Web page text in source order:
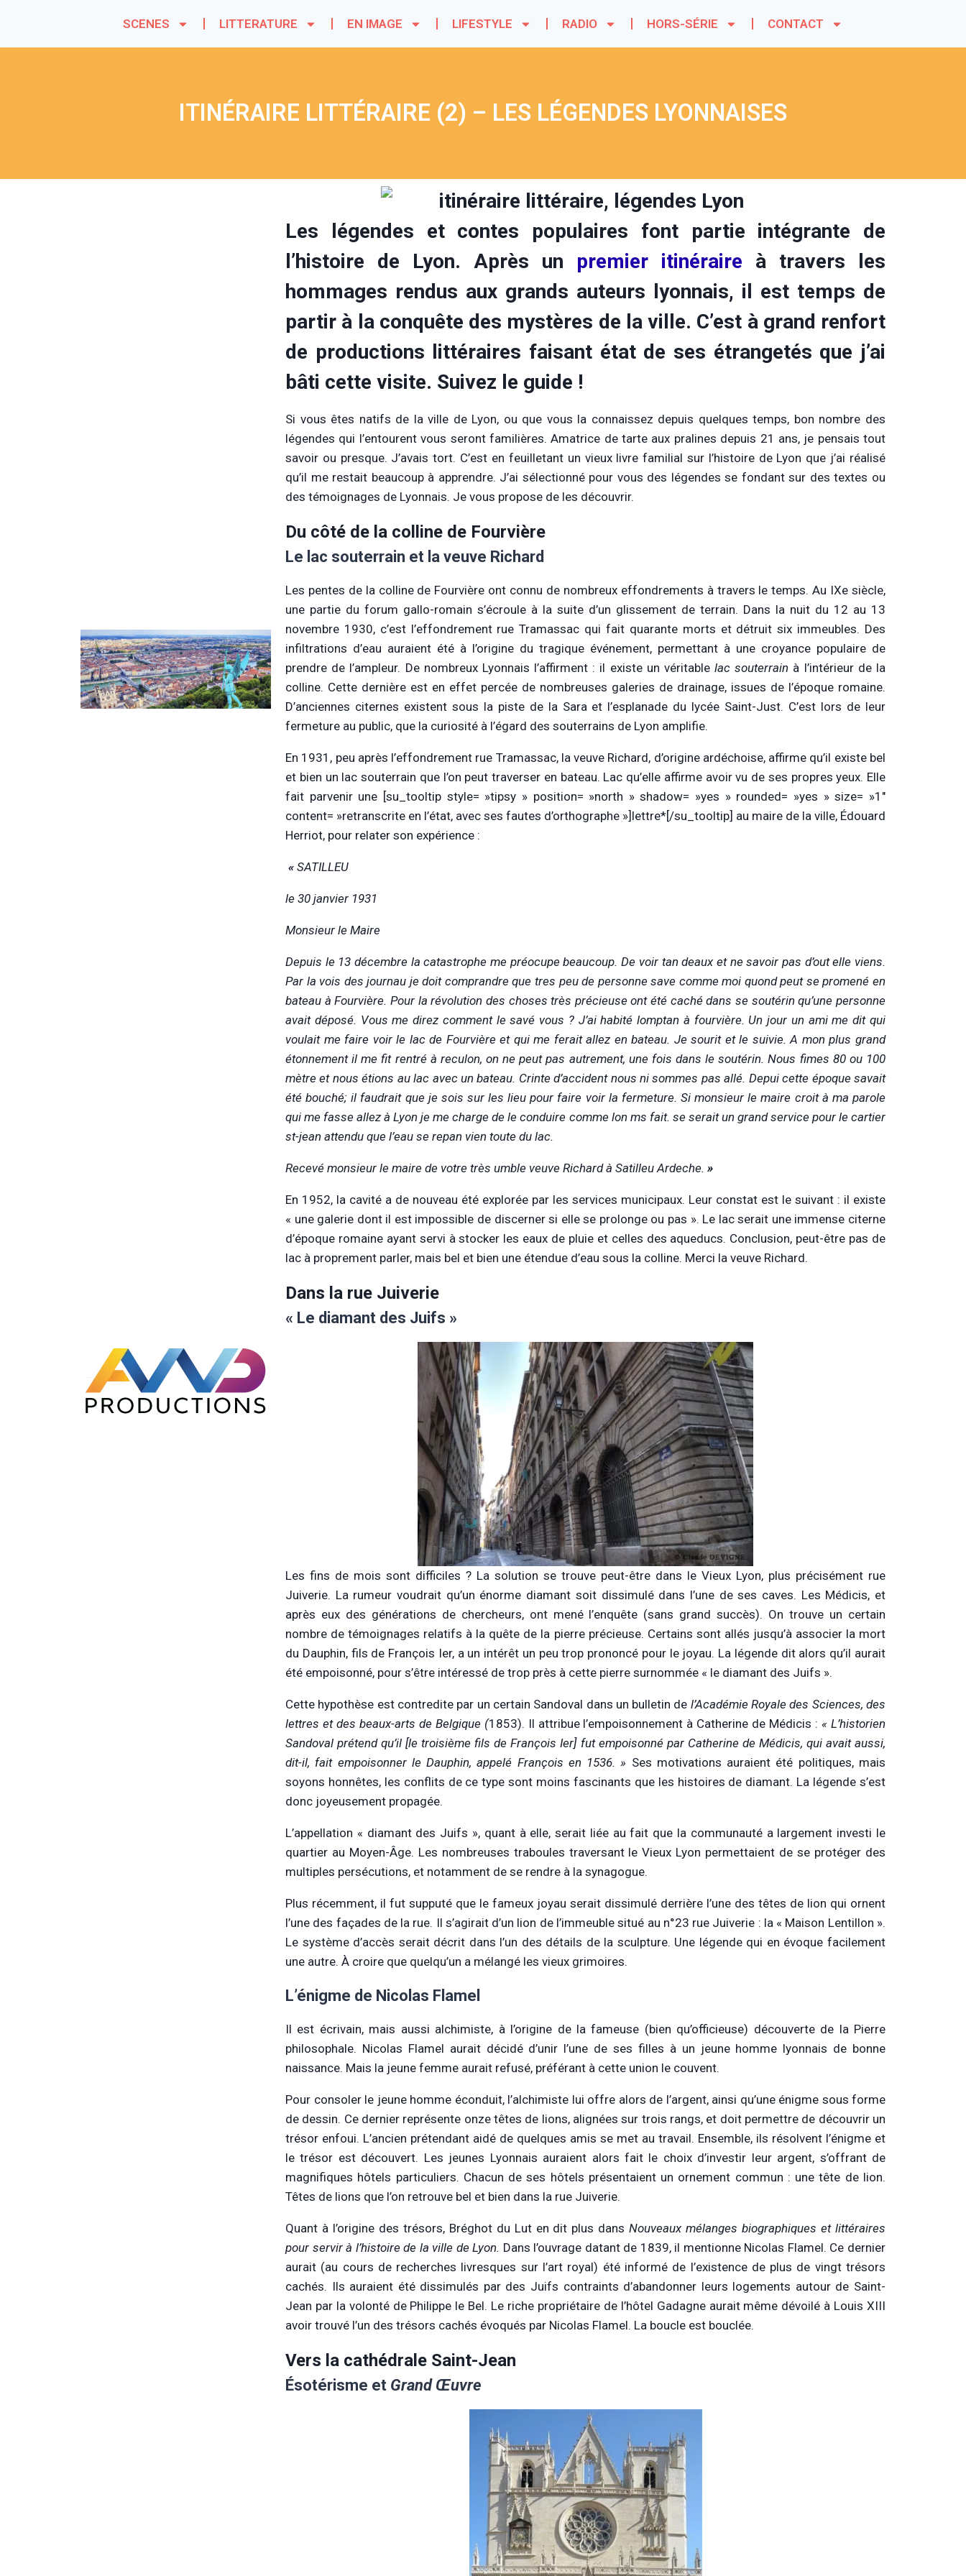
SCENES LITTERATURE EN IMAGE LIFESTYLE RADIO HORS-SÉRIE CONTACT
ITINÉRAIRE LITTÉRAIRE (2) – LES LÉGENDES LYONNAISES
Les légendes et contes populaires font partie intégrante de
l’histoire de Lyon. Après un premier itinéraire à travers les
hommages rendus aux grands auteurs lyonnais, il est temps de
partir à la conquête des mystères de la ville. C’est à grand renfort
de productions littéraires faisant état de ses étrangetés que j’ai
bâti cette visite. Suivez le guide !
Si vous êtes natifs de la ville de Lyon, ou que vous la connaissez depuis quelques temps, bon nombre des
légendes qui l’entourent vous seront familières. Amatrice de tarte aux pralines depuis 21 ans, je pensais tout
savoir ou presque. J’avais tort. C’est en feuilletant un vieux livre familial sur l’histoire de Lyon que j’ai réalisé
qu’il me restait beaucoup à apprendre. J’ai sélectionné pour vous des légendes se fondant sur des textes ou
des témoignages de Lyonnais. Je vous propose de les découvrir.
Du côté de la colline de Fourvière
Le lac souterrain et la veuve Richard
Les pentes de la colline de Fourvière ont connu de nombreux effondrements à travers le temps. Au IXe siècle,
une partie du forum gallo-romain s’écroule à la suite d’un glissement de terrain. Dans la nuit du 12 au 13
novembre 1930, c’est l’effondrement rue Tramassac qui fait quarante morts et détruit six immeubles. Des
infiltrations d’eau auraient été à l’origine du tragique événement, permettant à une croyance populaire de
prendre de l’ampleur. De nombreux Lyonnais l’affirment : il existe un véritablelac souterrain à l’intérieur de la
colline. Cette dernière est en effet percée de nombreuses galeries de drainage, issues de l’époque romaine.
D’anciennes citernes existent sous la piste de la Sara et l’esplanade du lycée Saint-Just. C’est lors de leur
fermeture au public, que la curiosité à l’égard des souterrains de Lyon amplifie.
En 1931, peu après l’effondrement rue Tramassac, la veuve Richard, d’origine ardéchoise, affirme qu’il existe bel
et bien un lac souterrain que l’on peut traverser en bateau. Lac qu’elle affirme avoir vu de ses propres yeux. Elle
fait parvenir une [su_tooltip style= »tipsy » position= »north » shadow= »yes » rounded= »yes » size= »1″
content= »retranscrite en l’état, avec ses fautes d’orthographe »]lettre*[/su_tooltip] au maire de la ville, Édouard
Herriot, pour relater son expérience :
« SATILLEU
le 30 janvier 1931
Monsieur le Maire
Depuis le 13 décembre la catastrophe me préocupe beaucoup. De voir tan deaux et ne savoir pas d’out elle viens.
Par la vois des journau je doit comprandre que tres peu de personne save comme moi quond peut se promené en
bateau à Fourvière. Pour la révolution des choses très précieuse ont été caché dans se soutérin qu’une personne
avait déposé. Vous me direz comment le savé vous ? J’ai habité lomptan à fourvière. Un jour un ami me dit qui
voulait me faire voir le lac de Fourvière et qui me ferait allez en bateau. Je sourit et le suivie. A mon plus grand
étonnement il me fit rentré à reculon, on ne peut pas autrement, une fois dans le soutérin. Nous fimes 80 ou 100
mètre et nous étions au lac avec un bateau. Crinte d’accident nous ni sommes pas allé. Depui cette époque savait
été bouché; il faudrait que je sois sur les lieu pour faire voir la fermeture. Si monsieur le maire croit à ma parole
qui me fasse allez à Lyon je me charge de le conduire comme lon ms fait. se serait un grand service pour le cartier
st-jean attendu que l’eau se repan vien toute du lac.
Recevé monsieur le maire de votre très umble veuve Richard à Satilleu Ardeche. »
En 1952, la cavité a de nouveau été explorée par les services municipaux. Leur constat est le suivant : il existe
« une galerie dont il est impossible de discerner si elle se prolonge ou pas ». Le lac serait une immense citerne
d’époque romaine ayant servi à stocker les eaux de pluie et celles des aqueducs. Conclusion, peut-être pas de
lac à proprement parler, mais bel et bien une étendue d’eau sous la colline. Merci la veuve Richard.
Dans la rue Juiverie
« Le diamant des Juifs »
Les fins de mois sont difficiles ? La solution se trouve peut-être dans le Vieux Lyon, plus précisément rue
Juiverie. La rumeur voudrait qu’un énorme diamant soit dissimulé dans l’une de ses caves. Les Médicis, et
après eux des générations de chercheurs, ont mené l’enquête (sans grand succès). On trouve un certain
nombre de témoignages relatifs à la quête de la pierre précieuse. Certains sont allés jusqu’à associer la mort
du Dauphin, fils de François Ier, a un intérêt un peu trop prononcé pour le joyau. La légende dit alors qu’il aurait
été empoisonné, pour s’être intéressé de trop près à cette pierre surnommée « le diamant des Juifs ».
Cette hypothèse est contredite par un certain Sandoval dans un bulletin de l’Académie Royale des Sciences, des
lettres et des beaux-arts de Belgique (1853). Il attribue l’empoisonnement à Catherine de Médicis : « L’historien
Sandoval prétend qu’il [le troisième fils de François Ier] fut empoisonné par Catherine de Médicis, qui avait aussi,
dit-il, fait empoisonner le Dauphin, appelé François en 1536. » Ses motivations auraient été politiques, mais
soyons honnêtes, les conflits de ce type sont moins fascinants que les histoires de diamant. La légende s’est
donc joyeusement propagée.
L’appellation « diamant des Juifs », quant à elle, serait liée au fait que la communauté a largement investi le
quartier au Moyen-Âge. Les nombreuses traboules traversant le Vieux Lyon permettaient de se protéger des
multiples persécutions, et notamment de se rendre à la synagogue.
Plus récemment, il fut supputé que le fameux joyau serait dissimulé derrière l’une des têtes de lion qui ornent
l’une des façades de la rue. Il s’agirait d’un lion de l’immeuble situé au n°23 rue Juiverie : la « Maison Lentillon ».
Le système d’accès serait décrit dans l’un des détails de la sculpture. Une légende qui en évoque facilement
une autre. À croire que quelqu’un a mélangé les vieux grimoires.
L’énigme de Nicolas Flamel
Il est écrivain, mais aussi alchimiste, à l’origine de la fameuse (bien qu’officieuse) découverte de la Pierre
philosophale. Nicolas Flamel aurait décidé d’unir l’une de ses filles à un jeune homme lyonnais de bonne
naissance. Mais la jeune femme aurait refusé, préférant à cette union le couvent.
Pour consoler le jeune homme éconduit, l’alchimiste lui offre alors de l’argent, ainsi qu’une énigme sous forme
de dessin. Ce dernier représente onze têtes de lions, alignées sur trois rangs, et doit permettre de découvrir un
trésor enfoui. L’ancien prétendant aidé de quelques amis se met au travail. Ensemble, ils résolvent l’énigme et
le trésor est découvert. Les jeunes Lyonnais auraient alors fait le choix d’investir leur argent, s’offrant de
magnifiques hôtels particuliers. Chacun de ses hôtels présentaient un ornement commun : une tête de lion.
Têtes de lions que l’on retrouve bel et bien dans la rue Juiverie.
Quant à l’origine des trésors, Bréghot du Lut en dit plus dansNouveaux mélanges biographiques et littéraires
pour servir à l’histoire de la ville de Lyon. Dans l’ouvrage datant de 1839, il mentionne Nicolas Flamel. Ce dernier
aurait (au cours de recherches livresques sur l’art royal) été informé de l’existence de plus de vingt trésors
cachés. Ils auraient été dissimulés par des Juifs contraints d’abandonner leurs logements autour de Saint-
Jean par la volonté de Philippe le Bel. Le riche propriétaire de l’hôtel Gadagne aurait même dévoilé à Louis XIII
avoir trouvé l’un des trésors cachés évoqués par Nicolas Flamel. La boucle est bouclée.
Vers la cathédrale Saint-Jean
Ésotérisme et Grand Œuvre